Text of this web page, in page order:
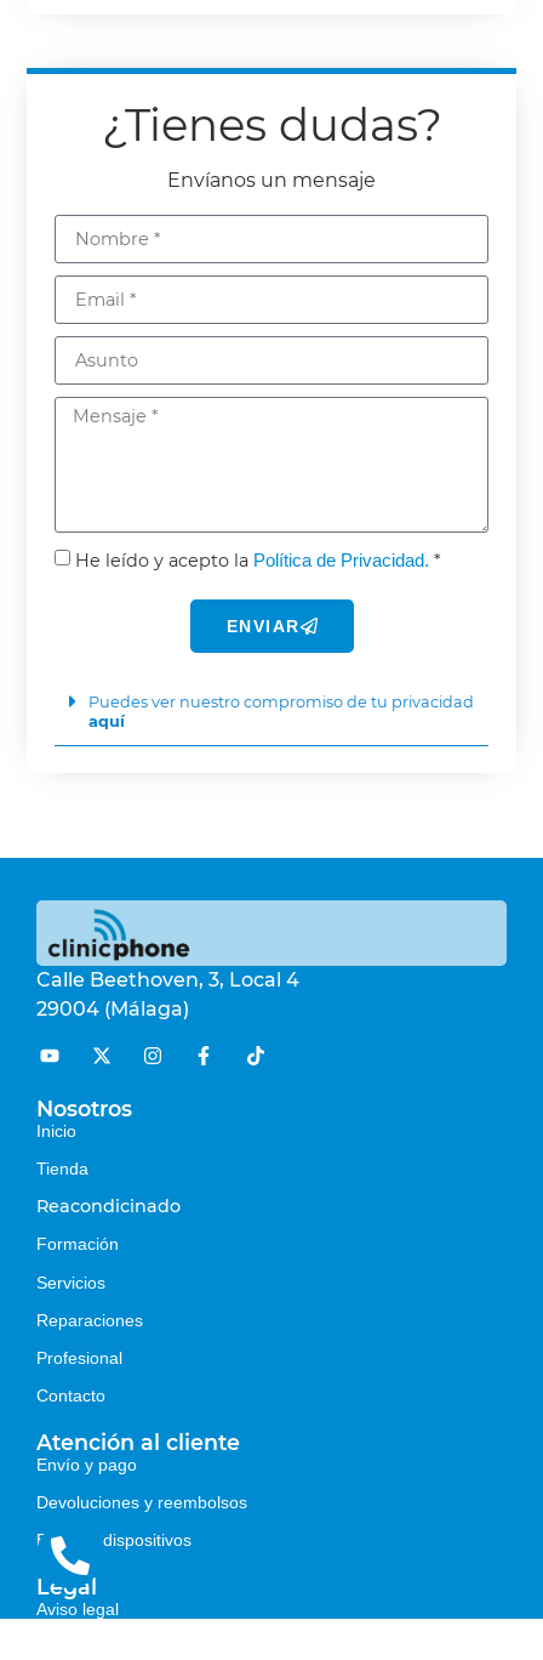
¿Tienes dudas?
Envíanos un mensaje
He leído y acepto la Política de Privacidad. *
ENVIAR
Puedes ver nuestro compromiso de tu privacidad
aquí
Calle Beethoven, 3, Local 4
29004 (Málaga)
Nosotros
Inicio
Tienda
Reacondicinado
Formación
Servicios
Reparaciones
Profesional
Contacto
Atención al cliente
Envío y pago
Devoluciones y reembolsos
Estados dispositivos
Legal
Aviso legal